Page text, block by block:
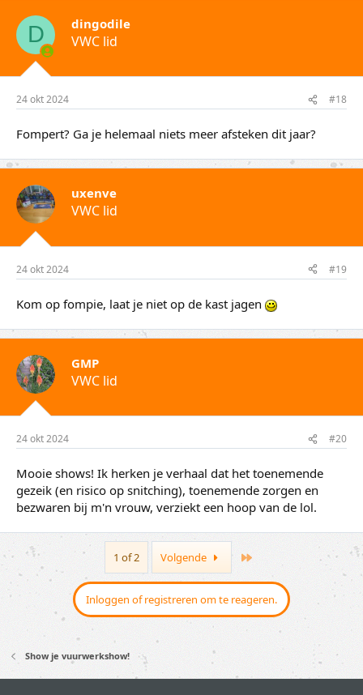
d
e
i
n
n
D dingodile
VWC lid
24 okt 2024 #18
Fompert? Ga je helemaal niets meer afsteken dit jaar?
uxenve
VWC lid
24 okt 2024 #19
Kom op fompie, laat je niet op de kast jagen
GMP
VWC lid
24 okt 2024 #20
Mooie shows! Ik herken je verhaal dat het toenemende
gezeik (en risico op snitching), toenemende zorgen en
bezwaren bij m'n vrouw, verziekt een hoop van de lol.
1 of 2 Volgende
Inloggen of registreren om te reageren.
Show je vuurwerkshow!